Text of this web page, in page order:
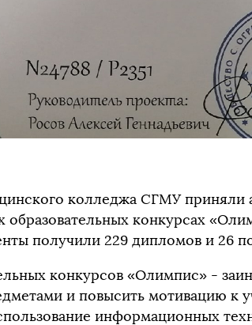
колледжа СГМУ приняли
конкурсах
получили 229 дипломов и 26
конкурсов «Олимпис» -
и повысить мотивацию к
информационных